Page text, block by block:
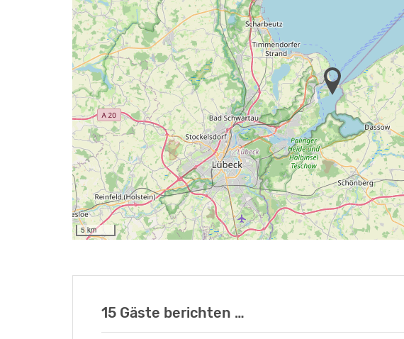
5 km
15 Gäste berichten …